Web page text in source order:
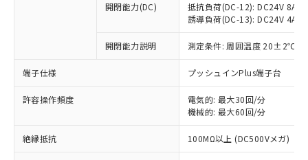
開閉能力(DC)
抵抗負荷(DC-12): DC24V 8A/
誘導負荷(DC-13): DC24V 4A/
開閉能力説明 測定条件: 周囲温度 20±2℃、
端子仕様 プッシュインPlus端子台
許容操作頻度
電気的: 最大30回/分
機械的: 最大60回/分
絶縁抵抗 100MΩ以上 (DC500Vメガ)
以下の条件をお読みいただき、同意のうえ
ご利用ください。
本サービスは、当社制御機器事業取扱
商品の当社在庫状況および標準価格
(税抜)を提供させていただくもので
当社制御機器事業取扱商品の中には、
本サービスの対象外となる商品もある
対応予定なし：EU RoHS指令（10物質）の
非含有に非対応の商品で、対応品を出す予
調査・確認中：EU RoHS指令（10物質）の
非含有の対応状況を調査中または確認中の
商品です。
非該当品：ライセンス料など無形物で、有
害物質有無と関係のない商品です。
仕入先様の事情により、非含有部品として
「○」：最大均質材料含有率が中国RoHSの
基準値以下であることを示します。
「×」：最大均質材料含有率が中国RoHSの
基準値を超えていることを示します。